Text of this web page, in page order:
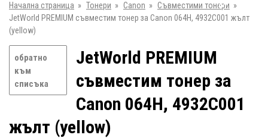
от
Начална страница » Тонери » Canon » Съвместими тонери »
JetWorld PREMIUM съвместим тонер за Canon 064H, 4932C001 жълт
(yellow)
обратно
към
списъка
JetWorld PREMIUM
съвместим тонер за
Canon 064H, 4932C001
жълт (yellow)